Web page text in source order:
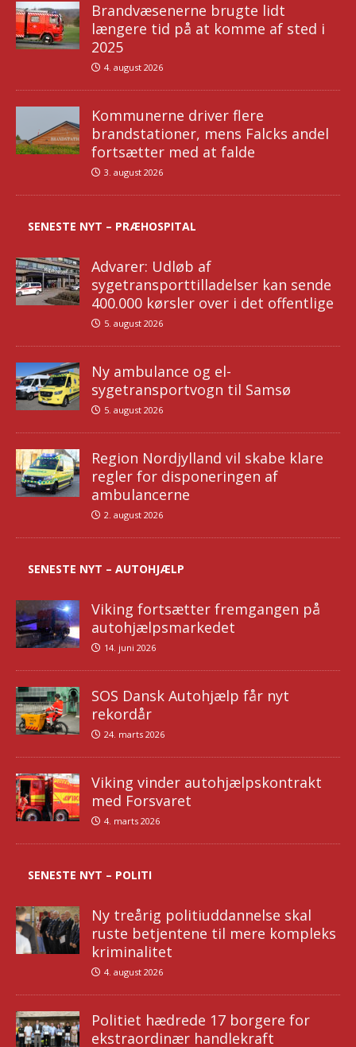
Brandvæsenerne brugte lidt
længere tid på at komme af sted i
2025
4. august 2026
Kommunerne driver flere
brandstationer, mens Falcks andel
fortsætter med at falde
3. august 2026
SENESTE NYT – PRÆHOSPITAL
Advarer: Udløb af
sygetransporttilladelser kan sende
400.000 kørsler over i det offentlige
5. august 2026
Ny ambulance og el-
sygetransportvogn til Samsø
5. august 2026
Region Nordjylland vil skabe klare
regler for disponeringen af
ambulancerne
2. august 2026
SENESTE NYT – AUTOHJÆLP
Viking fortsætter fremgangen på
autohjælpsmarkedet
14. juni 2026
SOS Dansk Autohjælp får nyt
rekordår
24. marts 2026
Viking vinder autohjælpskontrakt
med Forsvaret
4. marts 2026
SENESTE NYT – POLITI
Ny treårig politiuddannelse skal
ruste betjentene til mere kompleks
kriminalitet
4. august 2026
Politiet hædrede 17 borgere for
ekstraordinær handlekraft